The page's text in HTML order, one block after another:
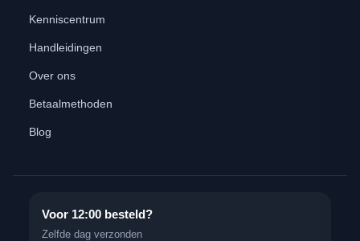
Kenniscentrum
Handleidingen
Over ons
Betaalmethoden
Blog
Voor 12:00 besteld?
Zelfde dag verzonden